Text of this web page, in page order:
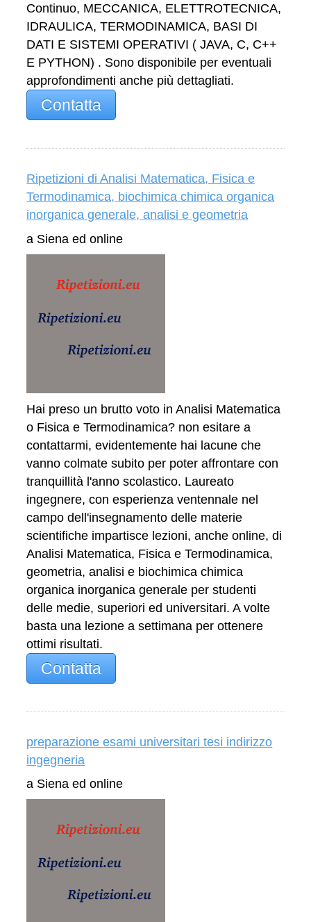
Continuo, MECCANICA, ELETTROTECNICA,
IDRAULICA, TERMODINAMICA, BASI DI
DATI E SISTEMI OPERATIVI ( JAVA, C, C++
E PYTHON) . Sono disponibile per eventuali
approfondimenti anche più dettagliati.
Contatta
Ripetizioni di Analisi Matematica, Fisica e
Termodinamica, biochimica chimica organica
inorganica generale, analisi e geometria
a Siena ed online
Hai preso un brutto voto in Analisi Matematica
o Fisica e Termodinamica? non esitare a
contattarmi, evidentemente hai lacune che
vanno colmate subito per poter affrontare con
tranquillità l'anno scolastico. Laureato
ingegnere, con esperienza ventennale nel
campo dell'insegnamento delle materie
scientifiche impartisce lezioni, anche online, di
Analisi Matematica, Fisica e Termodinamica,
geometria, analisi e biochimica chimica
organica inorganica generale per studenti
delle medie, superiori ed universitari. A volte
basta una lezione a settimana per ottenere
ottimi risultati.
Contatta
preparazione esami universitari tesi indirizzo
ingegneria
a Siena ed online